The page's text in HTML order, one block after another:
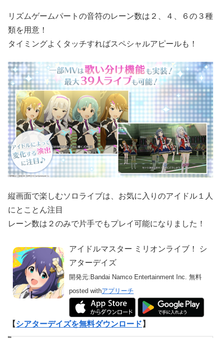
リズムゲームパートの音符のレーン数は２、４、６の３種
類を用意！
タイミングよくタッチすればスペシャルアピールも！
縦画面で楽しむソロライブは、お気に入りのアイドル１人
にとことん注目
レーン数は２のみで片手でもプレイ可能になりました！
アイドルマスター ミリオンライブ！ シ
アターデイズ
開発元: Bandai Namco Entertainment Inc. 無料
posted withアプリーチ
【シアターデイズを無料ダウンロード 】